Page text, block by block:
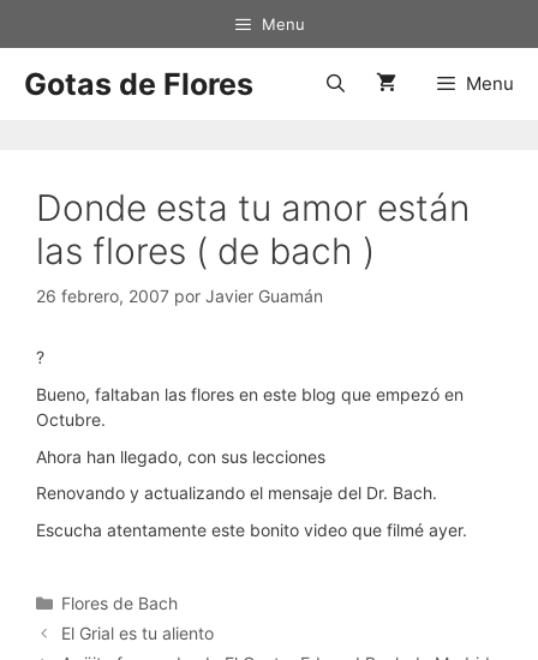
Menu
Gotas de Flores Menu
Donde esta tu amor están
las flores ( de bach )
26 febrero, 2007 por Javier Guamán
?
Bueno, faltaban las flores en este blog que empezó en
Octubre.
Ahora han llegado, con sus lecciones
Renovando y actualizando el mensaje del Dr. Bach.
Escucha atentamente este bonito video que filmé ayer.
Categorías
Flores de Bach
El Grial es tu aliento